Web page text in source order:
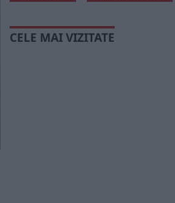
CELE MAI VIZITATE